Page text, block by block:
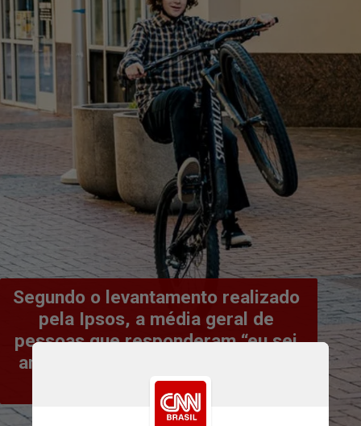
Segundo o levantamento realizado
pela Ipsos, a média geral de
pessoas que responderam “eu sei
andar de bicicleta” ficou em 63%
entre os países pesquisados